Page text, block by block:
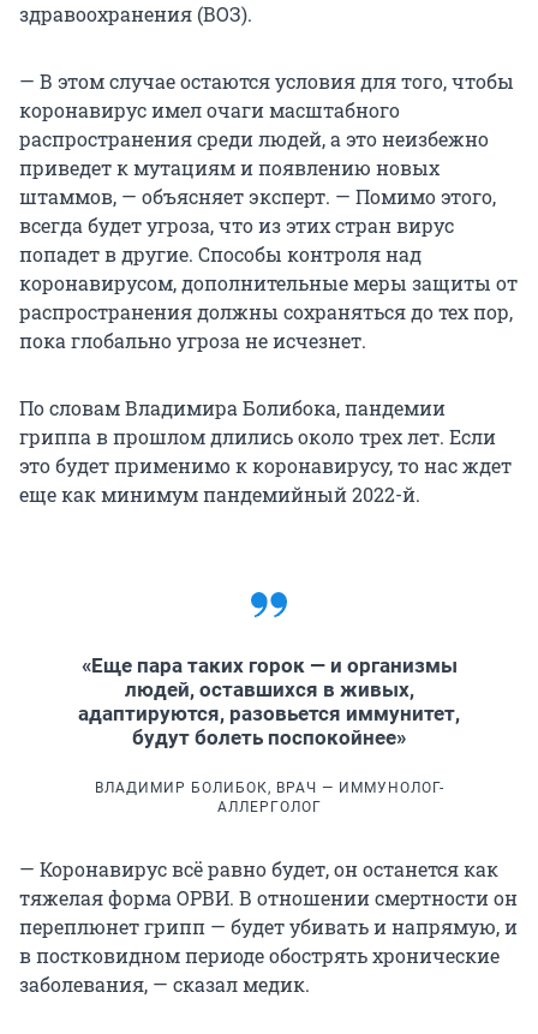
здравоохранения (ВОЗ).
— В этом случае остаются условия для того, чтобы
коронавирус имел очаги масштабного
распространения среди людей, а это неизбежно
приведет к мутациям и появлению новых
штаммов, — объясняет эксперт. — Помимо этого,
всегда будет угроза, что из этих стран вирус
попадет в другие. Способы контроля над
коронавирусом, дополнительные меры защиты от
распространения должны сохраняться до тех пор,
пока глобально угроза не исчезнет.
По словам Владимира Болибока, пандемии
гриппа в прошлом длились около трех лет. Если
это будет применимо к коронавирусу, то нас ждет
еще как минимум пандемийный 2022-й.
«Еще пара таких горок — и организмы
людей, оставшихся в живых,
адаптируются, разовьется иммунитет,
будут болеть поспокойнее»
ВЛАДИМИР БОЛИБОК, ВРАЧ — ИММУНОЛОГ-
АЛЛЕРГОЛОГ
— Коронавирус всё равно будет, он останется как
тяжелая форма ОРВИ. В отношении смертности он
переплюнет грипп — будет убивать и напрямую, и
в постковидном периоде обострять хронические
заболевания, — сказал медик.